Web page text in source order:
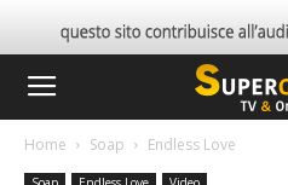
Home Soap Endless Love